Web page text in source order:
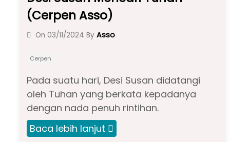
(Cerpen Asso)
On 03/11/2024 By Asso
Cerpen
Pada suatu hari, Desi Susan didatangi
oleh Tuhan yang berkata kepadanya
dengan nada penuh rintihan.
Baca lebih lanjut